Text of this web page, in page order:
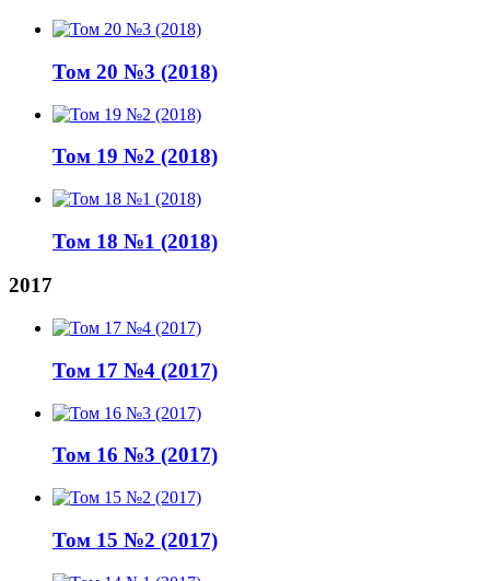
Том 20 №3 (2018)
Том 19 №2 (2018)
Том 18 №1 (2018)
2017
Том 17 №4 (2017)
Том 16 №3 (2017)
Том 15 №2 (2017)